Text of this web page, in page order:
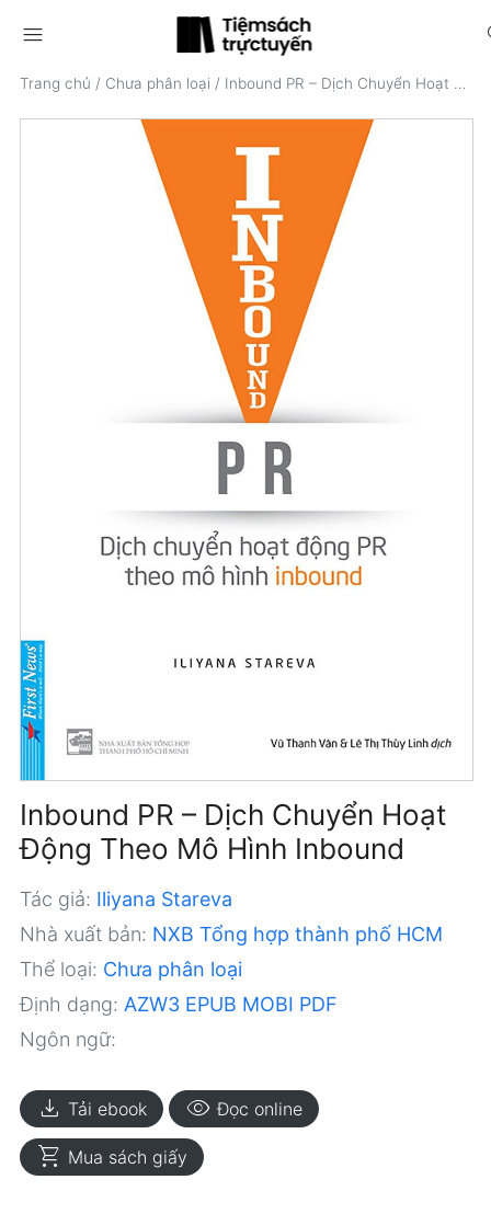
menu
Trang chủ / Chưa phân loại / Inbound PR – Dịch Chuyển Hoạt Động Theo Mô Hình Inbound
Inbound PR – Dịch Chuyển Hoạt
Động Theo Mô Hình Inbound
Tác giả: Iliyana Stareva
Nhà xuất bản: NXB Tổng hợp thành phố HCM
Thể loại: Chưa phân loại
Định dạng: AZW3 EPUB MOBI PDF
Ngôn ngữ:
download Tải ebook visibility Đọc online
shopping_cart Mua sách giấy